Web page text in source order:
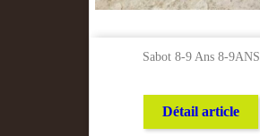
Sabot 8-9 Ans 8-9ANS
Détail article